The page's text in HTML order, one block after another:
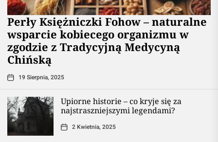
Perły Księżniczki Fohow – naturalne
wsparcie kobiecego organizmu w
zgodzie z Tradycyjną Medycyną
Chińską
19 Sierpnia, 2025
Upiorne historie – co kryje się za
najstraszniejszymi legendami?
2 Kwietnia, 2025